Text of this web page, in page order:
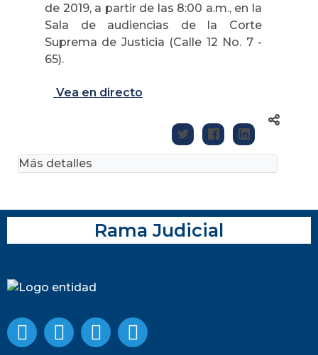
de 2019, a partir de las 8:00 a.m., en la
Sala de audiencias de la Corte
Suprema de Justicia (Calle 12 No. 7 -
65).
Vea en directo
Más detalles
Rama Judicial